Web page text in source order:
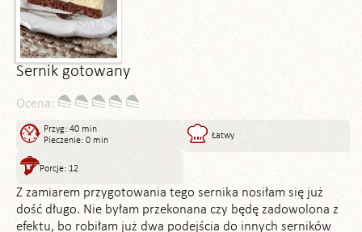
Sernik gotowany
Ocena:
Przyg: 40 min
Pieczenie: 0 min
Łatwy
Porcje: 12
Z zamiarem przygotowania tego sernika nosiłam się już
dość długo. Nie byłam przekonana czy będę zadowolona z
efektu, bo robiłam już dwa podejścia do innych serników